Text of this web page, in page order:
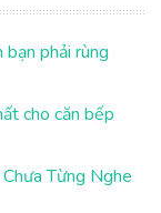
phải rùng
cho căn bếp
Từng Nghe